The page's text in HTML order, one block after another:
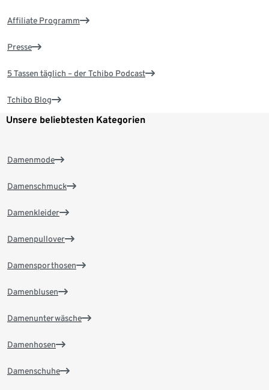
Affiliate Programm
Presse
5 Tassen täglich – der Tchibo Podcast
Tchibo Blog
Unsere beliebtesten Kategorien
Damenmode
Damenschmuck
Damenkleider
Damenpullover
Damensporthosen
Damenblusen
Damenunterwäsche
Damenhosen
Damenschuhe